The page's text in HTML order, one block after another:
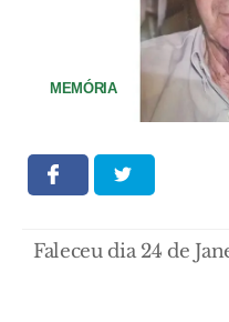
MEMÓRIA
Faleceu dia 24 de